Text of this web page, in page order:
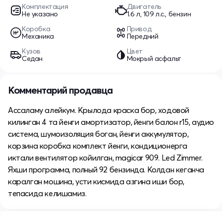
Комплектация
Не указано
Двигатель
1.6 л, 109 л.с., бензин
Коробка
Механика
Привод
Передний
Кузов
Седан
Цвет
Мокрый асфальт
Комментарий продавца
Ассаламу алейкум. Крылода краска бор, ходовой
килинган 4 та йенги амортизатор, йенги балон r15, аудио
система, шумоизоляция боган, йенги аккумулятор,
корзина коробка комплект йенги, кондиционерга
иктали вентилятор койилган, magicar 909. Led Zimmer.
Яхши программа, полный 92 бензинда. Колдан кеганча
каралган мошина, усти кисмида азгина иши бор,
тепасида келишамиз.